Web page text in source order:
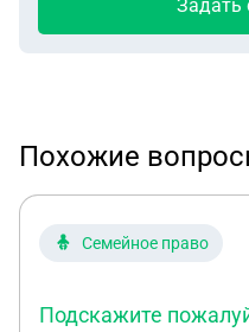
Задать
Похожие
Семейное право
Подскажите